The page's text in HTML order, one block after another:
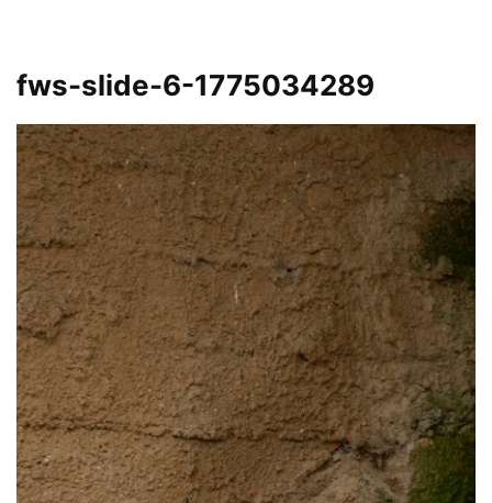
fws-slide-6-1775034289